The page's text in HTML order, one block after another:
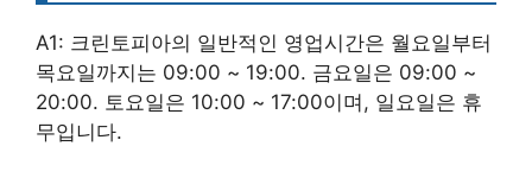
A1: 크린토피아의 일반적인 영업시간은 월요일부터
목요일까지는 09:00 ~ 19:00. 금요일은 09:00 ~
20:00. 토요일은 10:00 ~ 17:00이며, 일요일은 휴
무입니다.